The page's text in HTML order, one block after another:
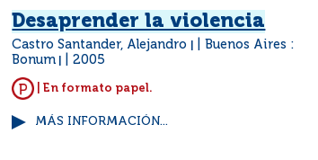
Desaprender la violencia
Castro Santander, Alejandro
Buenos Aires :
Bonum
2005
| En formato papel.
MÁS INFORMACIÓN...